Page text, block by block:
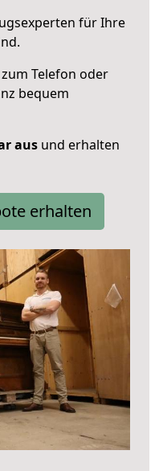
für Ihre
Telefon oder
bequem
aus und erhalten
erhalten